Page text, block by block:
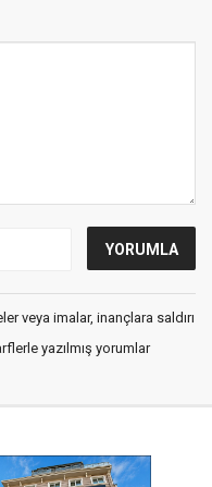
veya imalar, inançlara saldırı
yazılmış yorumlar